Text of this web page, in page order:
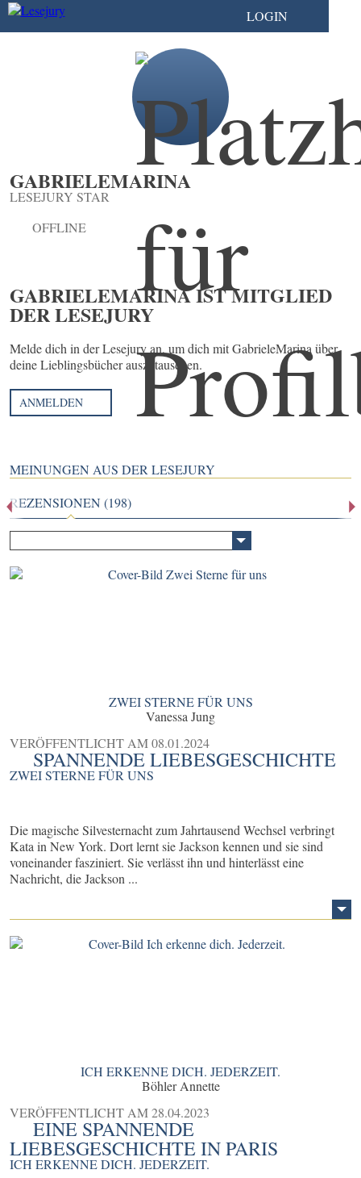
LOGIN
GABRIELEMARINA
LESEJURY STAR
OFFLINE
GABRIELEMARINA IST MITGLIED
DER LESEJURY
Melde dich in der Lesejury an, um dich mit GabrieleMarina über
deine Lieblingsbücher auszutauschen.
ANMELDEN
MEINUNGEN AUS DER LESEJURY
REZENSIONEN (198)
ZWEI STERNE FÜR UNS
Vanessa Jung
VERÖFFENTLICHT AM08.01.2024
SPANNENDE LIEBESGESCHICHTE
ZWEI STERNE FÜR UNS
Die magische Silvesternacht zum Jahrtausend Wechsel verbringt
Kata in New York. Dort lernt sie Jackson kennen und sie sind
voneinander fasziniert. Sie verlässt ihn und hinterlässt eine
Nachricht, die Jackson ...
ICH ERKENNE DICH. JEDERZEIT.
Böhler Annette
VERÖFFENTLICHT AM28.04.2023
EINE SPANNENDE
LIEBESGESCHICHTE IN PARIS
ICH ERKENNE DICH. JEDERZEIT.